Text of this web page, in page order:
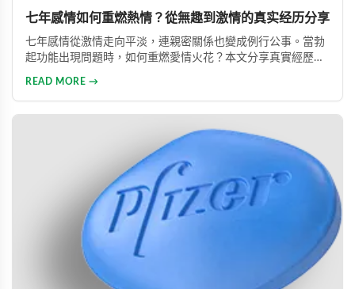
七年感情如何重燃熱情？從無趣到激情的真实经历分享
七年感情從激情走向平淡，連親密關係也變成例行公事。當勃
起功能出現問題時，如何重燃愛情火花？本文分享真實經歷，
READ MORE →